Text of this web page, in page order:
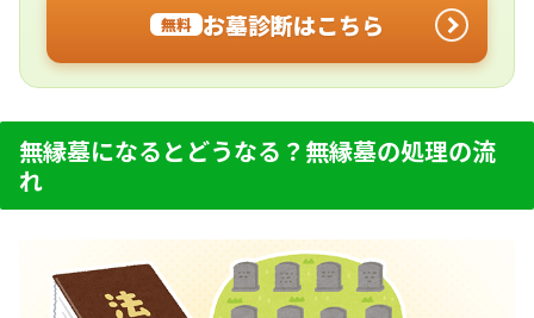
無料 お墓診断はこちら
無縁墓になるとどうなる？無縁墓の処理の流
れ